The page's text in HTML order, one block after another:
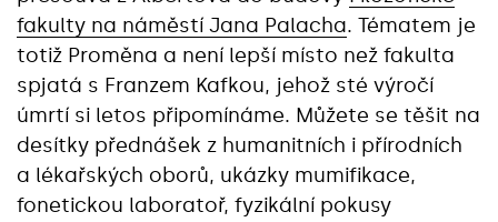
fakulty na náměstí Jana Palacha. Tématem je
totiž Proměna a není lepší místo než fakulta
spjatá s Franzem Kafkou, jehož sté výročí
úmrtí si letos připomínáme. Můžete se těšit na
desítky přednášek z humanitních i přírodních
a lékařských oborů, ukázky mumifikace,
fonetickou laboratoř, fyzikální pokusy